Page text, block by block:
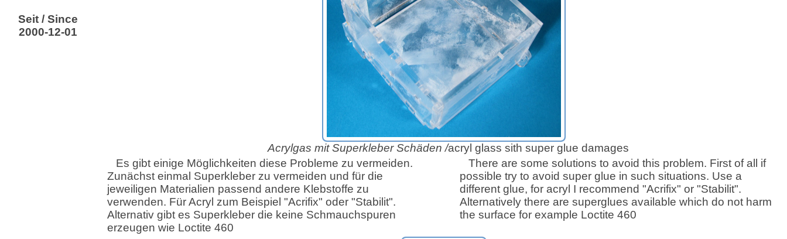
Seit / Since
2000-12-01
Acrylgas mit Superkleber Schäden /acryl glass sith super glue damages
Es gibt einige Möglichkeiten diese Probleme zu vermeiden.
Zunächst einmal Superkleber zu vermeiden und für die
jeweiligen Materialien passend andere Klebstoffe zu
verwenden. Für Acryl zum Beispiel "Acrifix" oder "Stabilit".
Alternativ gibt es Superkleber die keine Schmauchspuren
erzeugen wie Loctite 460
There are some solutions to avoid this problem. First of all if
possible try to avoid super glue in such situations. Use a
different glue, for acryl I recommend "Acrifix" or "Stabilit".
Alternatively there are superglues available which do not harm
the surface for example Loctite 460